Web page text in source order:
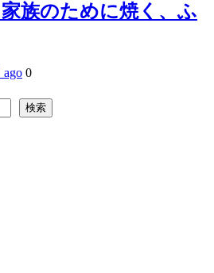
族のために焼く、ふ
ago 0
検索